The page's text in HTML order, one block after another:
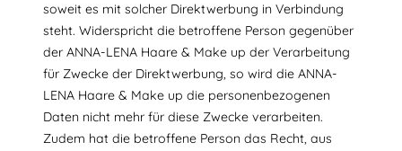
soweit es mit solcher Direktwerbung in Verbindung
steht. Widerspricht die betroffene Person gegenüber
der ANNA-LENA Haare & Make up der Verarbeitung
für Zwecke der Direktwerbung, so wird die ANNA-
LENA Haare & Make up die personenbezogenen
Daten nicht mehr für diese Zwecke verarbeiten.
Zudem hat die betroffene Person das Recht, aus